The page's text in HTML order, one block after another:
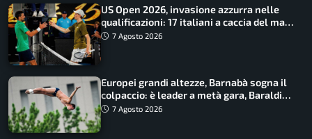
US Open 2026, invasione azzurra nelle
qualificazioni: 17 italiani a caccia del main
draw7 Agosto 2026
Europei grandi altezze, Barnabà sogna il
colpaccio: è leader a metà gara, Baraldi
ancora in corsa
7 Agosto 2026